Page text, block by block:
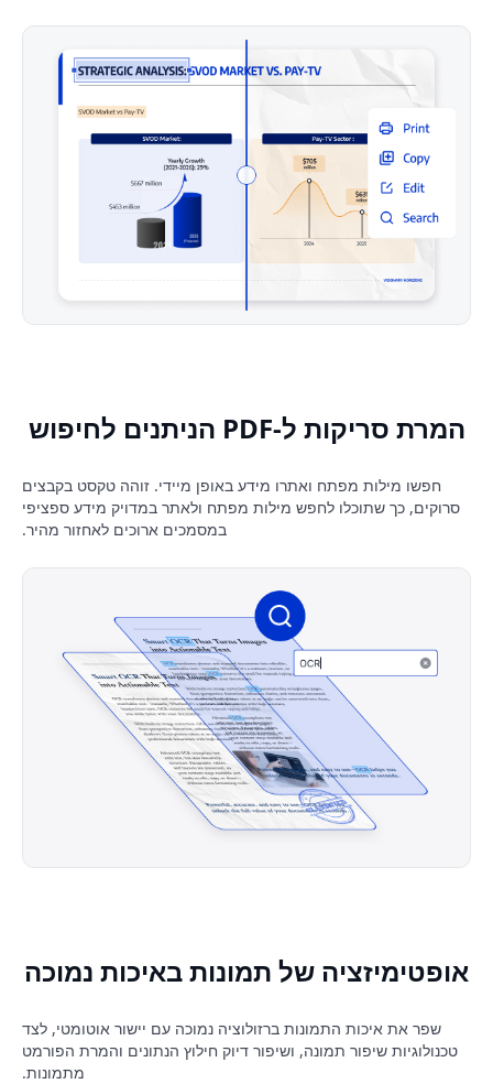
המרת סריקות ל-PDF הניתנים לחיפוש
חפשו מילות מפתח ואתרו מידע באופן מיידי. זוהה טקסט בקבצים
סרוקים, כך שתוכלו לחפש מילות מפתח ולאתר במדויק מידע ספציפי
במסמכים ארוכים לאחזור מהיר.
אופטימיזציה של תמונות באיכות נמוכה
שפר את איכות התמונות ברזולוציה נמוכה עם יישור אוטומטי, לצד
טכנולוגיות שיפור תמונה, ושיפור דיוק חילוץ הנתונים והמרת הפורמט
מתמונות.